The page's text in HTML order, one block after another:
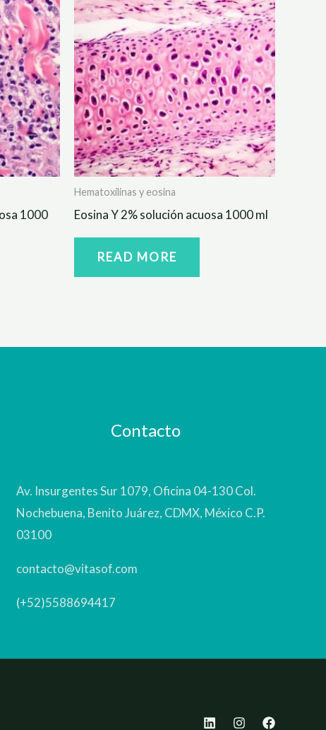
1000
Hematoxilinas y eosina
Eosina Y 2% solución acuosa 1000 ml
READ MORE
Contacto
Av. Insurgentes Sur 1079, Oficina 04-130 Col.
Nochebuena, Benito Juárez, CDMX, México C.P.
03100
contacto@vitasof.com
(+52)5588694417